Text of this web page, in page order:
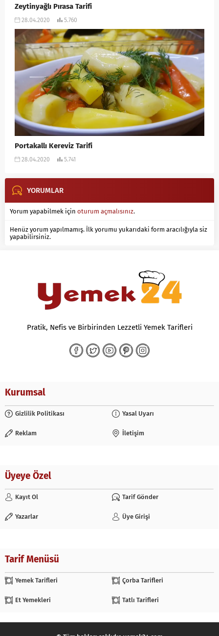
Zeytinyağlı Pırasa Tarifi
28.04.2020 5.760
Portakallı Kereviz Tarifi
28.04.2020 5.741
YORUMLAR
Yorum yapabilmek için oturum açmalısınız.
Henüz yorum yapılmamış. İlk yorumu yukarıdaki form aracılığıyla siz
yapabilirsiniz.
Pratik, Nefis ve Birbirinden Lezzetli Yemek Tarifleri
Kurumsal
Gizlilik Politikası Yasal Uyarı
Reklam İletişim
Üyeye Özel
Kayıt Ol Tarif Gönder
Yazarlar Üye Girişi
Tarif Menüsü
Yemek Tarifleri Çorba Tarifleri
Et Yemekleri Tatlı Tarifleri